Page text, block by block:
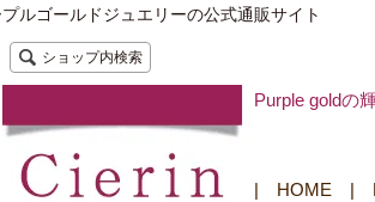
ルゴールドジュエリーの公式通販サイト
ショップ内検索
Purple goldの
| HOME |